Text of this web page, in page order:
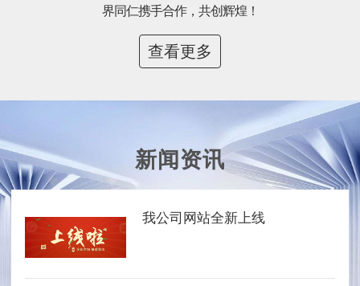
界同仁携手合作，共创辉煌！
查看更多
新闻资讯
我公司网站全新上线